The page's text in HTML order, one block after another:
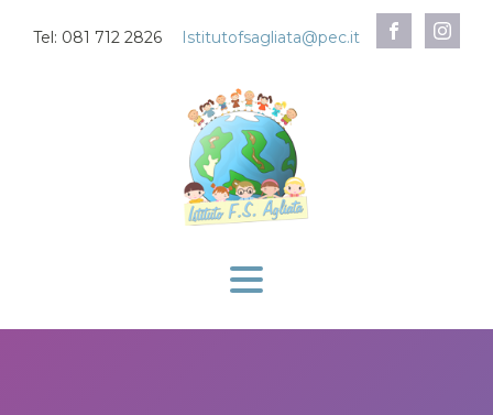
Tel: 081 712 2826 Istitutofsagliata@pec.it